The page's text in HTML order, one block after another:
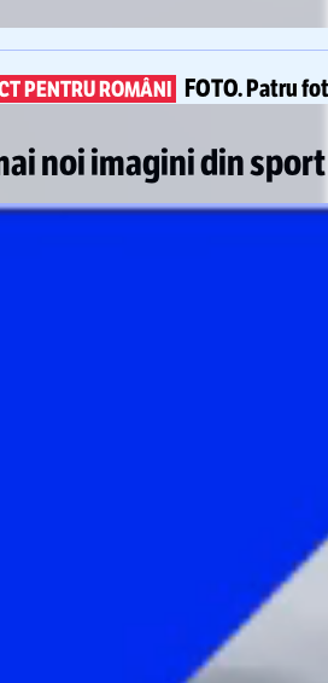
PENTRU ROMÂNI FOTO.Patru
noi imagini din sport